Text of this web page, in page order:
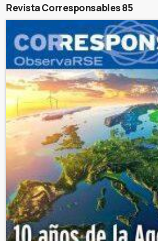
Revista Corresponsables 85